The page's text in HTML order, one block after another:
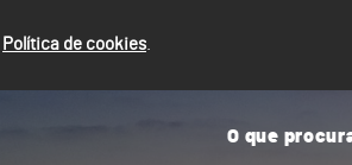
Política de cookies.